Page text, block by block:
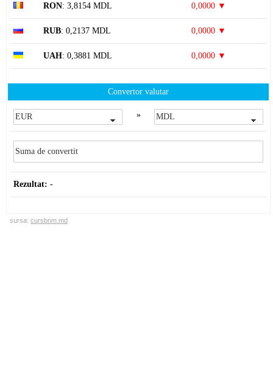
RON: 3,8154 MDL 0,0000 ▼
RUB: 0,2137 MDL 0,0000 ▼
UAH: 0,3881 MDL 0,0000 ▼
Convertor valutar
»
Rezultat: -
sursa: cursbnm.md